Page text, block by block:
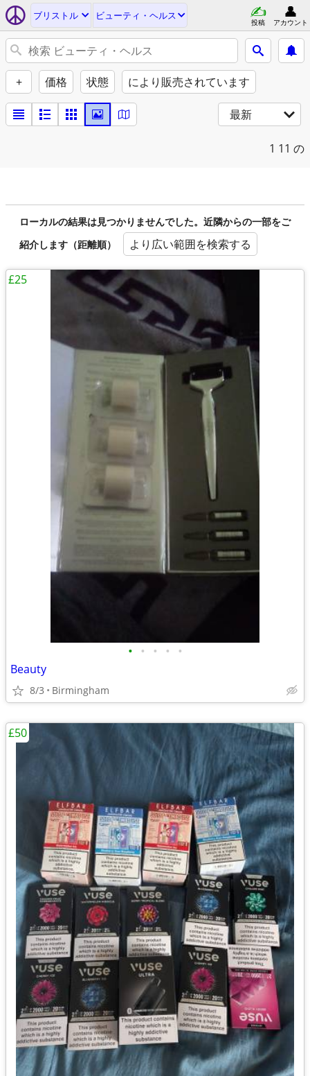
ブリストル ビューティ・ヘルス
投稿 アカウント
+ 価格 状態 により販売されています
最新
1 11 の
ローカルの結果は見つかりませんでした。近隣からの一部をご
紹介します（距離順）
より広い範囲を検索する
• • • • •
Beauty
8/3 Birmingham
£25
£50